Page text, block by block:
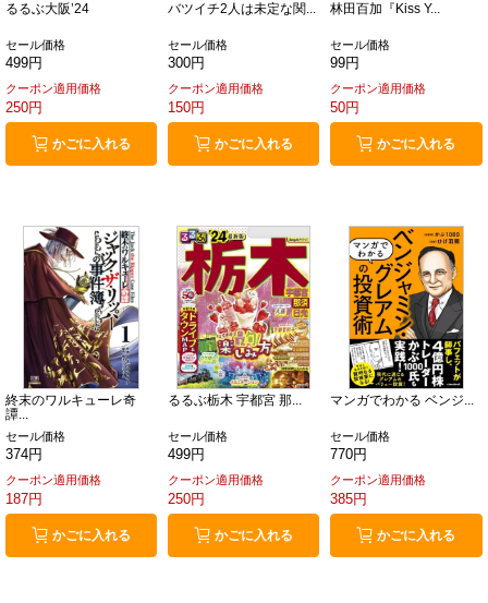
るるぶ大阪’24
セール価格
499円
クーポン適用価格
250円
かごに入れる
バツイチ2人は未定な関...
セール価格
300円
クーポン適用価格
150円
かごに入れる
林田百加『Kiss Y...
セール価格
99円
クーポン適用価格
50円
かごに入れる
終末のワルキューレ奇
譚...
セール価格
374円
クーポン適用価格
187円
かごに入れる
るるぶ栃木 宇都宮 那...
セール価格
499円
クーポン適用価格
250円
かごに入れる
マンガでわかる ベンジ...
セール価格
770円
クーポン適用価格
385円
かごに入れる